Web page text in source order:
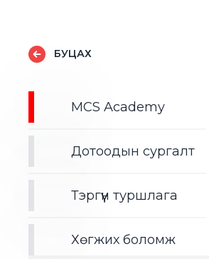
БУЦАХ
MCS Academy
Дотоодын сургалт
Тэргүүн туршлага
Хөгжих боломж